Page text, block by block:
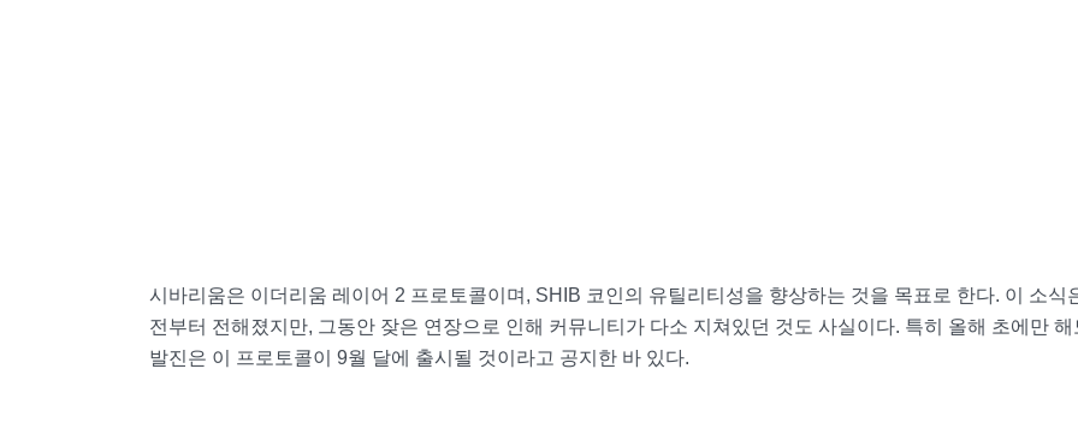
시바리움은 이더리움 레이어 2 프로토콜이며, SHIB 코인의 유틸리티성을 향상하는 것을 목표로 한다. 이 소식
전부터 전해졌지만, 그동안 잦은 연장으로 인해 커뮤니티가 다소 지쳐있던 것도 사실이다. 특히 올해 초에만 해
발진은 이 프로토콜이 9월 달에 출시될 것이라고 공지한 바 있다.